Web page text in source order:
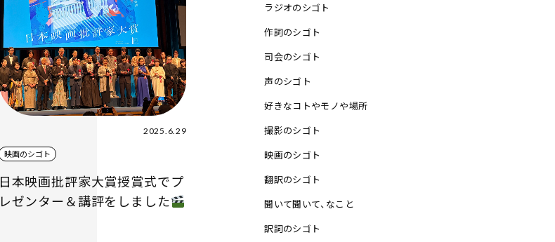
映画のシゴト
2025.6.29
日本映画批評家大賞授賞式でプ
レゼンター＆講評をしました
ラジオのシゴト
作詞のシゴト
司会のシゴト
声のシゴト
好きなコトやモノや場所
撮影のシゴト
映画のシゴト
翻訳のシゴト
聞いて聞いて、なこと
訳詞のシゴト